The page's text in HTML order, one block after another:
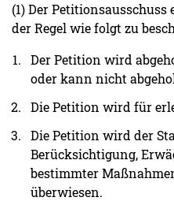
(1) Der
der Regel wie folgt zu
Der Petition wird
oder kann nicht
Die Petition wird für
Die Petition wird der
Berücksichtigung,
bestimmter
überwiesen.